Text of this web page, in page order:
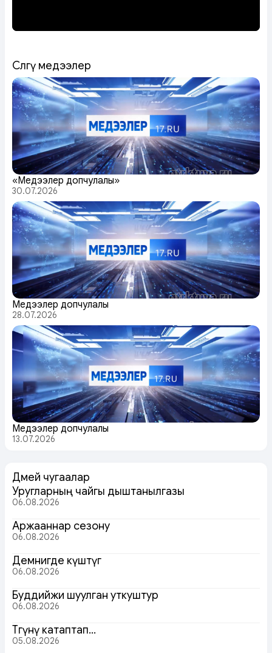
Сөөлгү медээлер
«Медээлер допчулалы»
30.07.2026
Медээлер допчулалы
28.07.2026
Медээлер допчулалы
13.07.2026
Дөмей чугаалар
Уругларның чайгы дыштанылгазы
06.08.2026
Аржааннар сезону
06.08.2026
Демнигде күштүг
06.08.2026
Буддийжи шуулган уткуштур
06.08.2026
Төөгүнү катаптап…
05.08.2026